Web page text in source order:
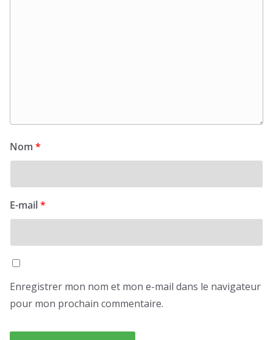
Nom *
E-mail*
Enregistrer mon nom et mon e-mail dans le navigateur
pour mon prochain commentaire.